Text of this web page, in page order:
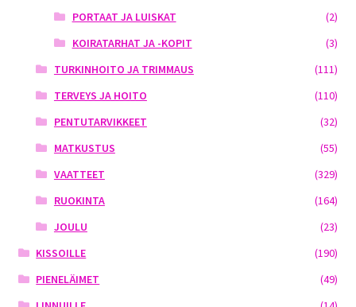
PORTAAT JA LUISKAT
(2)
KOIRATARHAT JA -KOPIT
(3)
TURKINHOITO JA TRIMMAUS
(111)
TERVEYS JA HOITO
(110)
PENTUTARVIKKEET
(32)
MATKUSTUS
(55)
VAATTEET
(329)
RUOKINTA
(164)
JOULU
(23)
KISSOILLE
(190)
PIENELÄIMET
(49)